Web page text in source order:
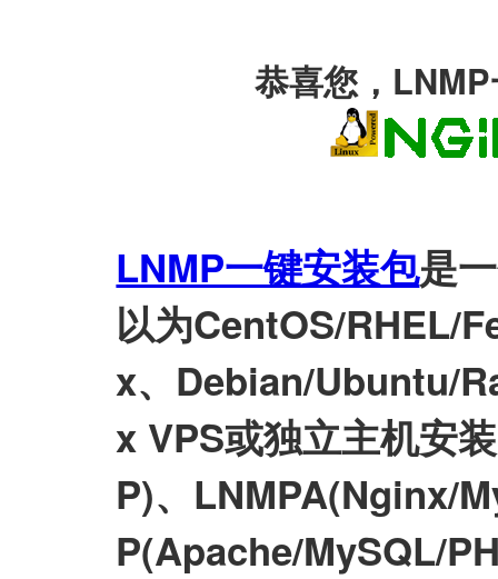
恭喜您，
LNMP一键安装包是
以为CentOS/RHEL/
x、Debian/Ubuntu/
x VPS或独立主机安
P)、LNMPA(Nginx/
P(Apache/MySQL/